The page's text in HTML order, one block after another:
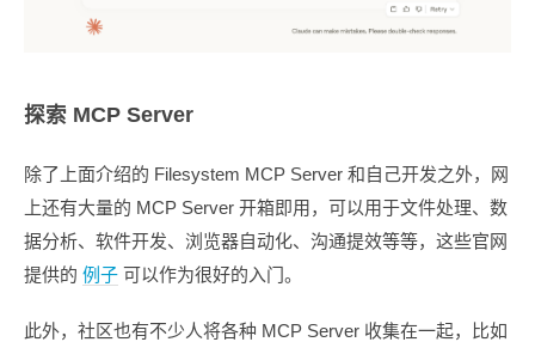
探索 MCP Server
除了上面介绍的 Filesystem MCP Server 和自己开发之外，网
上还有大量的 MCP Server 开箱即用，可以用于文件处理、数
据分析、软件开发、浏览器自动化、沟通提效等等，这些官网
提供的 例子 可以作为很好的入门。
此外，社区也有不少人将各种 MCP Server 收集在一起，比如